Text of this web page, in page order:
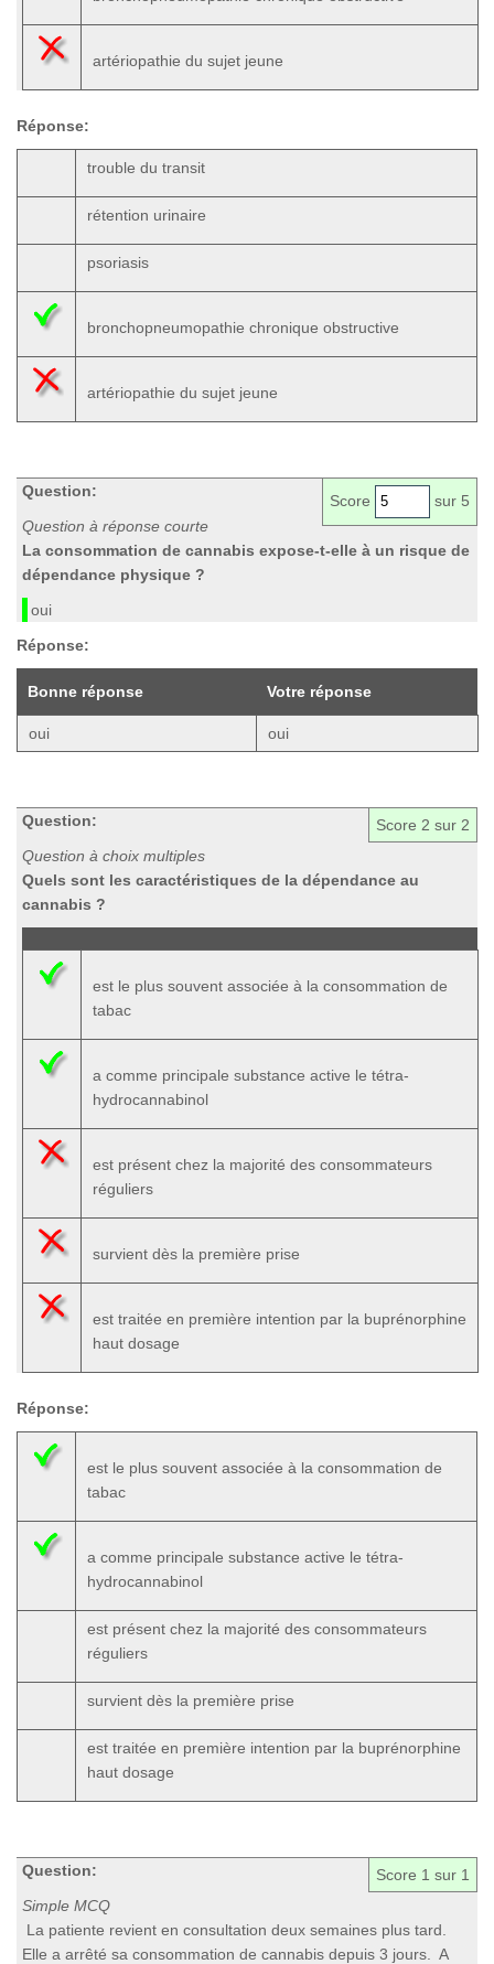
artériopathie du sujet jeune
Réponse:
trouble du transit
rétention urinaire
psoriasis
bronchopneumopathie chronique obstructive
artériopathie du sujet jeune
Score sur 5
Question:
Question à réponse courte
La consommation de cannabis expose-t-elle à un risque de
dépendance physique ?
oui
Réponse:
Bonne réponse Votre réponse
oui oui
Score 2 sur 2
Question:
Question à choix multiples
Quels sont les caractéristiques de la dépendance au
cannabis ?
est le plus souvent associée à la consommation de
tabac
a comme principale substance active le tétra-
hydrocannabinol
est présent chez la majorité des consommateurs
réguliers
survient dès la première prise
est traitée en première intention par la buprénorphine
haut dosage
Réponse:
est le plus souvent associée à la consommation de
tabac
a comme principale substance active le tétra-
hydrocannabinol
est présent chez la majorité des consommateurs
réguliers
survient dès la première prise
est traitée en première intention par la buprénorphine
haut dosage
Score 1 sur 1
Question:
Simple MCQ
La patiente revient en consultation deux semaines plus tard.
Elle a arrêté sa consommation de cannabis depuis 3 jours. A